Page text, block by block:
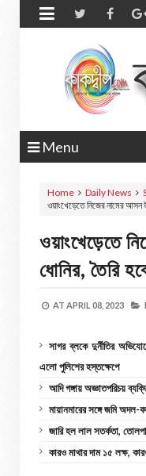

Menu
Home Daily News
ওয়াংখেড়েতে নিজের নামের আসন
ওয়াংখেড়েতে
ধোনির, তৈরি
AT APRIL 08, 2023
সাগর ব্লকে দুর্নীতির
এলো পুলিশের হস্তক্ষেপে
আদি গঙ্গায় অজ্ঞাতপরিচয়
মায়ানমারের সঙ্গে জমি
জারি হল লাল সতর্কতা,
কারও মাথার দাম ১৫ লক্ষ,